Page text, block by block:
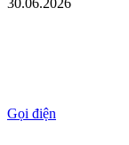
30.06.2026
Gọi điện